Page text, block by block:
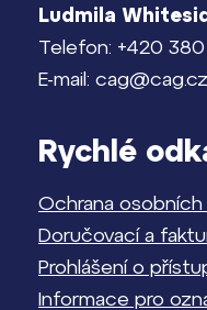
Ludmila
Telefon: +420
E-mail: cag@cag.cz
Rychlé
Ochrana
Doručovací a
Prohlášení o
Informace pro